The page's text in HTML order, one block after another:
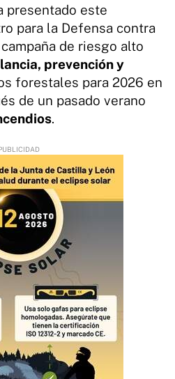
presentado este
para la Defensa contra
de riesgo alto
prevención y
forestales para 2026 en
de un pasado verano
.